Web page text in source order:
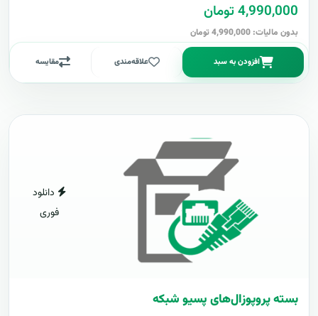
4,990,000 تومان
بدون مالیات: 4,990,000 تومان
افزودن به سبد علاقه‌مندی مقایسه
دانلود
فوری
بسته پروپوزال‌های پسیو شبکه